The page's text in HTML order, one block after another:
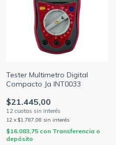
Tester Multimetro Digital
Compacto Ja INT0033
$21.445,00
12 x $1.787,08 sin interés
$16.083,75 con Transferencia o
depósito